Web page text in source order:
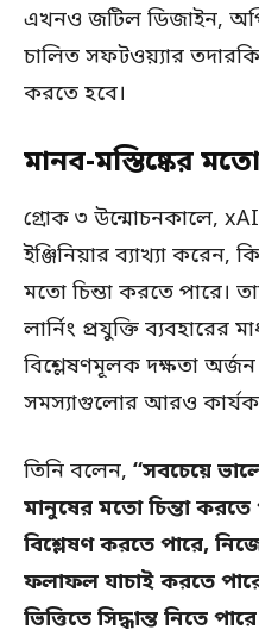
এখনও জটিল ডিজাইন,
চালিত সফটওয়্যার
করতে হবে।
মানব-মস্তিষ্কের
গ্রোক ৩ উন্মোচনকালে,
ইঞ্জিনিয়ার ব্যাখ্যা করেন,
মতো চিন্তা করতে পারে।
লার্নিং প্রযুক্তি ব্যবহারের
বিশ্লেষণমূলক দক্ষতা
সমস্যাগুলোর আরও কার্যকর
তিনি বলেন, “সবচেয়ে
মানুষের মতো চিন্তা
বিশ্লেষণ করতে পারে,
ফলাফল যাচাই করতে
ভিত্তিতে সিদ্ধান্ত নিতে